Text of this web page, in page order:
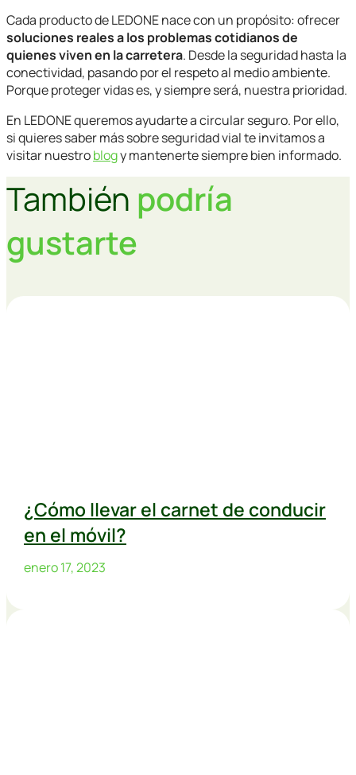
Cada producto de LEDONE nace con un propósito: ofrecer
soluciones reales a los problemas cotidianos de
quienes viven en la carretera. Desde la seguridad hasta la
conectividad, pasando por el respeto al medio ambiente.
Porque proteger vidas es, y siempre será, nuestra prioridad.
En LEDONE queremos ayudarte a circular seguro. Por ello,
si quieres saber más sobre seguridad vial te invitamos a
visitar nuestroblogy mantenerte siempre bien informado.
También podría
gustarte
¿Cómo llevar el carnet de conducir
en el móvil?
enero 17, 2023